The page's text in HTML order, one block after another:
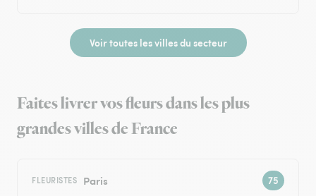
Voir toutes les villes du secteur
Faites livrer vos fleurs dans les plus
grandes villes de France
FLEURISTES Paris